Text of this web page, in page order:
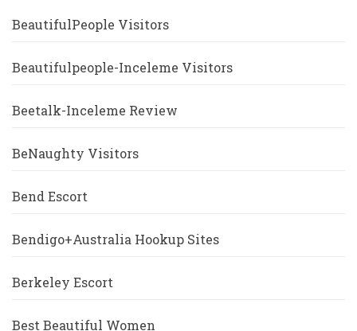
BeautifulPeople Visitors
Beautifulpeople-Inceleme Visitors
Beetalk-Inceleme Review
BeNaughty Visitors
Bend Escort
Bendigo+Australia Hookup Sites
Berkeley Escort
Best Beautiful Women